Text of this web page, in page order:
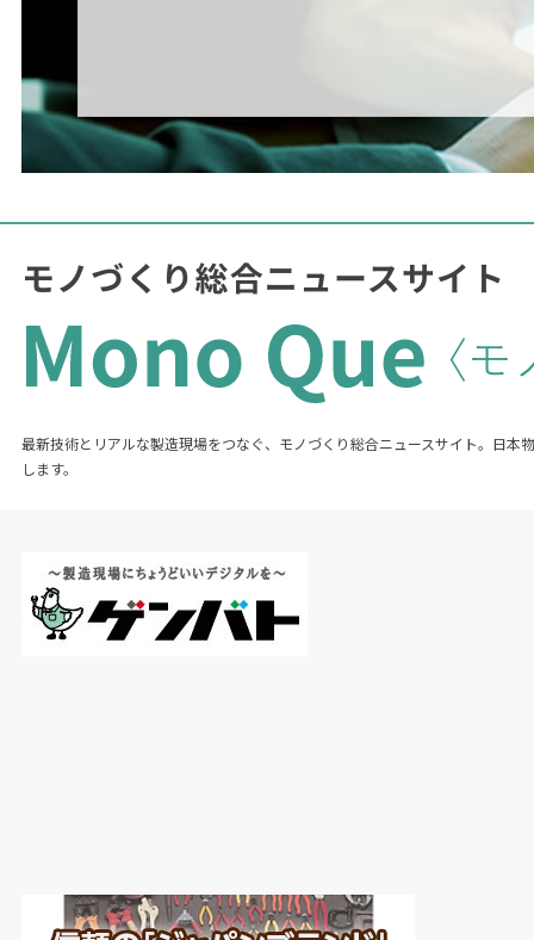
最新技術とリアルな製造現場をつなぐ、モノづくり総合ニュースサイト。日本
します。